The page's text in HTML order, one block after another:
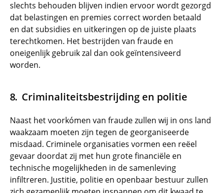
slechts behouden blijven indien ervoor wordt gezorgd
dat belastingen en premies correct worden betaald
en dat subsidies en uitkeringen op de juiste plaats
terechtkomen. Het bestrijden van fraude en
oneigenlijk gebruik zal dan ook geïntensiveerd
worden.
Criminaliteitsbestrijding en politie
Naast het voorkómen van fraude zullen wij in ons land
waakzaam moeten zijn tegen de georganiseerde
misdaad. Criminele organisaties vormen een reëel
gevaar doordat zij met hun grote financiële en
technische mogelijkheden in de samenleving
infiltreren. Justitie, politie en openbaar bestuur zullen